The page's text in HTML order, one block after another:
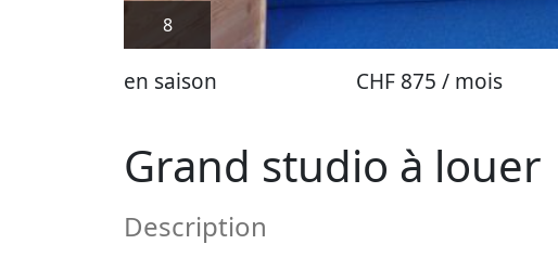
8
en saison CHF 875 / mois
Grand studio à louer
Description